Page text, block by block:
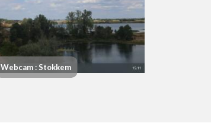
Webcam : Stokkem